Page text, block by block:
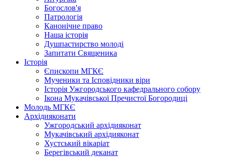
Богослов'я
Патрологія
Канонічне право
Наша історія
Душпастирство молоді
Запитати Священика
Історія
Єпископи МГКЄ
Мученики та Ісповідники віри
Історія Ужгородського кафедрального собору
Ікона Мукачівської Пречистої Богородиці
Молодь МГКЄ
Архідияконати
Ужгородський архідияконат
Мукачівський архідияконат
Хустський вікаріат
Берегівський деканат